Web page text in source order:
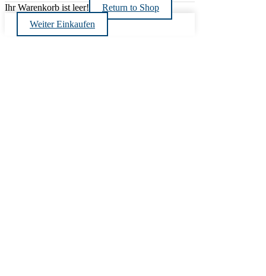
Ihr Warenkorb ist leer!
Return to Shop
Weiter Einkaufen